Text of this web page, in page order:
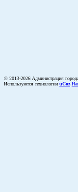
© 2013-2026 Администрация
Используются технологии uCoz